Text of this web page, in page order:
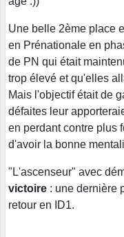
Une belle 2ème place
en Prénationale en
de PN qui était
trop élevé et qu'elles
Mais l'objectif était de
défaites leur
en perdant contre plus
d'avoir la bonne
"L'ascenseur" avec
victoire : une dernière
retour en ID1.